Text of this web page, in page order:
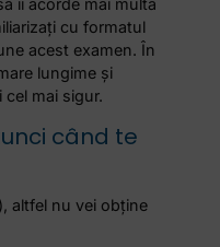
îi acorde mai multă
cu formatul
acest examen. În
lungime și
mai sigur.
când te
altfel nu vei obține